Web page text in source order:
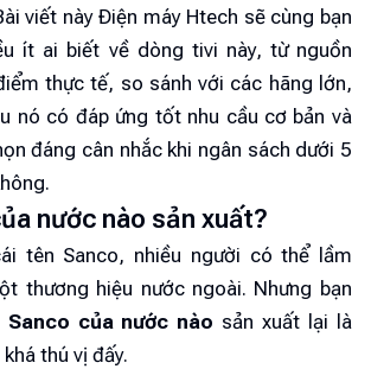
viết này Điện máy Htech sẽ cùng bạn
ít ai biết về dòng tivi này, từ nguồn
thực tế, so sánh với các hãng lớn,
nó có đáp ứng tốt nhu cầu cơ bản và
đáng cân nhắc khi ngân sách dưới 5
nước nào sản xuất?
tên Sanco, nhiều người có thể lầm
thương hiệu nước ngoài. Nhưng bạn
của nước nào sản xuất lại là
thú vị đấy.